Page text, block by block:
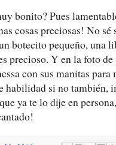
bonito? Pues
cosas preciosas! No
botecito pequeño, una
precioso. Y en la foto
con sus manitas
habilidad si no también,
ya te lo dije en